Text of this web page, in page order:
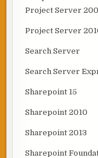
Project Server
Project Server
Search Server
Search Server
Sharepoint 15
Sharepoint 2010
Sharepoint 2013
Sharepoint